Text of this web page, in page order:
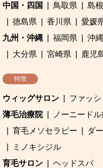
中国・四国
鳥取県 島
徳島県
香川県 愛媛
九州・沖縄
福岡県 沖
大分県
宮崎県 鹿児
特徴
ウィッグサロン ファッ
薄毛治療院
ノーニード
育毛メソセラピー
ダ
ミノキシジル
育毛サロン
ヘッドスパ